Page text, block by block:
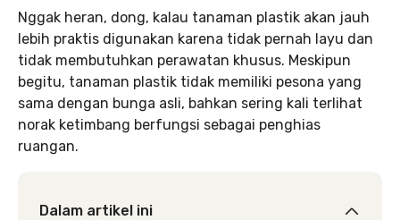
Nggak heran, dong, kalau tanaman plastik akan jauh
lebih praktis digunakan karena tidak pernah layu dan
tidak membutuhkan perawatan khusus. Meskipun
begitu, tanaman plastik tidak memiliki pesona yang
sama dengan bunga asli, bahkan sering kali terlihat
norak ketimbang berfungsi sebagai penghias
ruangan.
Dalam artikel ini